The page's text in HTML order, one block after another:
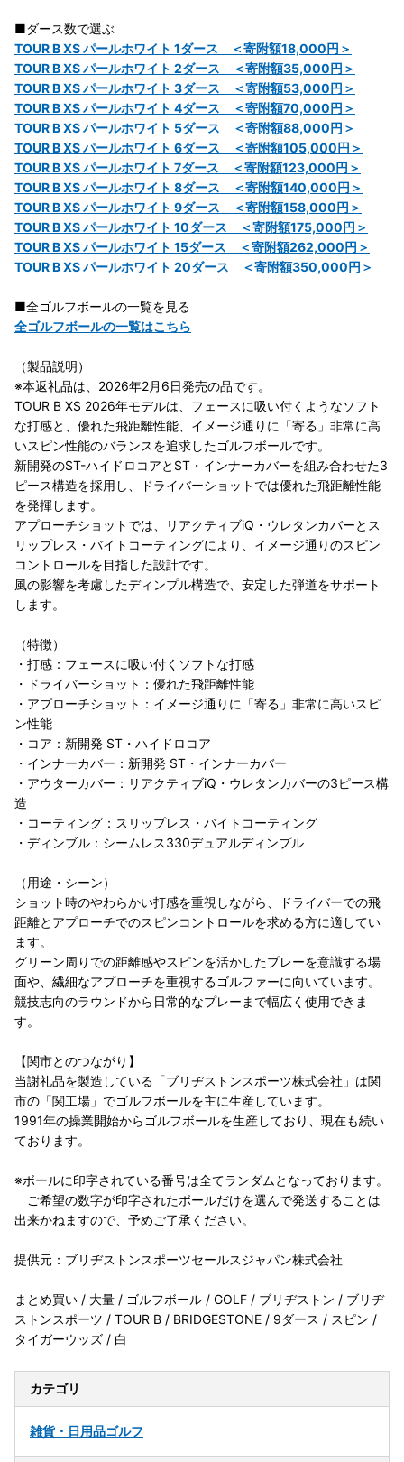
■ダース数で選ぶ
TOUR B XS パールホワイト 1ダース ＜寄附額18,000円＞
TOUR B XS パールホワイト 2ダース ＜寄附額35,000円＞
TOUR B XS パールホワイト 3ダース ＜寄附額53,000円＞
TOUR B XS パールホワイト 4ダース ＜寄附額70,000円＞
TOUR B XS パールホワイト 5ダース ＜寄附額88,000円＞
TOUR B XS パールホワイト 6ダース ＜寄附額105,000円＞
TOUR B XS パールホワイト 7ダース ＜寄附額123,000円＞
TOUR B XS パールホワイト 8ダース ＜寄附額140,000円＞
TOUR B XS パールホワイト 9ダース ＜寄附額158,000円＞
TOUR B XS パールホワイト 10ダース ＜寄附額175,000円＞
TOUR B XS パールホワイト 15ダース ＜寄附額262,000円＞
TOUR B XS パールホワイト 20ダース ＜寄附額350,000円＞
■全ゴルフボールの一覧を見る
全ゴルフボールの一覧はこちら
（製品説明）
※本返礼品は、2026年2月6日発売の品です。
TOUR B XS 2026年モデルは、フェースに吸い付くようなソフト
な打感と、優れた飛距離性能、イメージ通りに「寄る」非常に高
いスピン性能のバランスを追求したゴルフボールです。
新開発のST-ハイドロコアとST・インナーカバーを組み合わせた3
ピース構造を採用し、ドライバーショットでは優れた飛距離性能
を発揮します。
アプローチショットでは、リアクティブiQ・ウレタンカバーとス
リップレス・バイトコーティングにより、イメージ通りのスピン
コントロールを目指した設計です。
風の影響を考慮したディンプル構造で、安定した弾道をサポート
します。
（特徴）
・打感：フェースに吸い付くソフトな打感
・ドライバーショット：優れた飛距離性能
・アプローチショット：イメージ通りに「寄る」非常に高いスピ
ン性能
・コア：新開発 ST・ハイドロコア
・インナーカバー：新開発 ST・インナーカバー
・アウターカバー：リアクティブiQ・ウレタンカバーの3ピース構
造
・コーティング：スリップレス・バイトコーティング
・ディンブル：シームレス330デュアルディンプル
（用途・シーン）
ショット時のやわらかい打感を重視しながら、ドライバーでの飛
距離とアプローチでのスピンコントロールを求める方に適してい
ます。
グリーン周りでの距離感やスピンを活かしたプレーを意識する場
面や、繊細なアプローチを重視するゴルファーに向いています。
競技志向のラウンドから日常的なプレーまで幅広く使用できま
す。
【関市とのつながり】
当謝礼品を製造している「ブリヂストンスポーツ株式会社」は関
市の「関工場」でゴルフボールを主に生産しています。
1991年の操業開始からゴルフボールを生産しており、現在も続い
ております。
※ボールに印字されている番号は全てランダムとなっております。
ご希望の数字が印字されたボールだけを選んで発送することは
出来かねますので、予めご了承ください。
提供元：ブリヂストンスポーツセールスジャパン株式会社
まとめ買い / 大量 / ゴルフボール / GOLF / ブリヂストン / ブリヂ
ストンスポーツ / TOUR B / BRIDGESTONE / 9ダース / スピン /
タイガーウッズ / 白
カテゴリ
雑貨・日用品ゴルフ